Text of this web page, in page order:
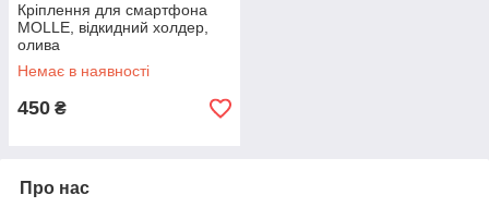
Кріплення для смартфона
MOLLE, відкидний холдер,
олива
Немає в наявності
450 ₴
Про нас